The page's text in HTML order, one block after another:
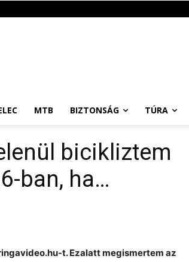
MTB BIZTONSÁG TÚRA
bicikliztem
ban, ha…
t. Ezalatt megismertem az